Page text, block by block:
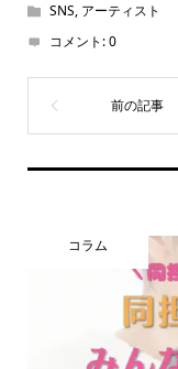
SNS, アーティスト
コメント:0
コラム